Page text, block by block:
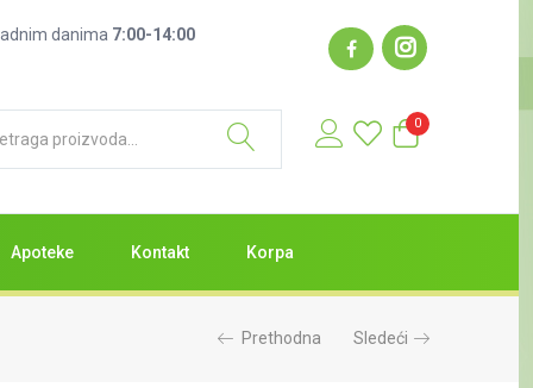
danima 7:00-14:00
0
Apoteke Kontakt Korpa
Prethodna Sledeći